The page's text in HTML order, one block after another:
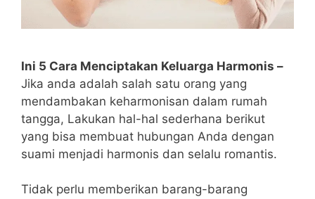
Ini 5 Cara Menciptakan Keluarga Harmonis –
Jika anda adalah salah satu orang yang
mendambakan keharmonisan dalam rumah
tangga, Lakukan hal-hal sederhana berikut
yang bisa membuat hubungan Anda dengan
suami menjadi harmonis dan selalu romantis.
Tidak perlu memberikan barang-barang